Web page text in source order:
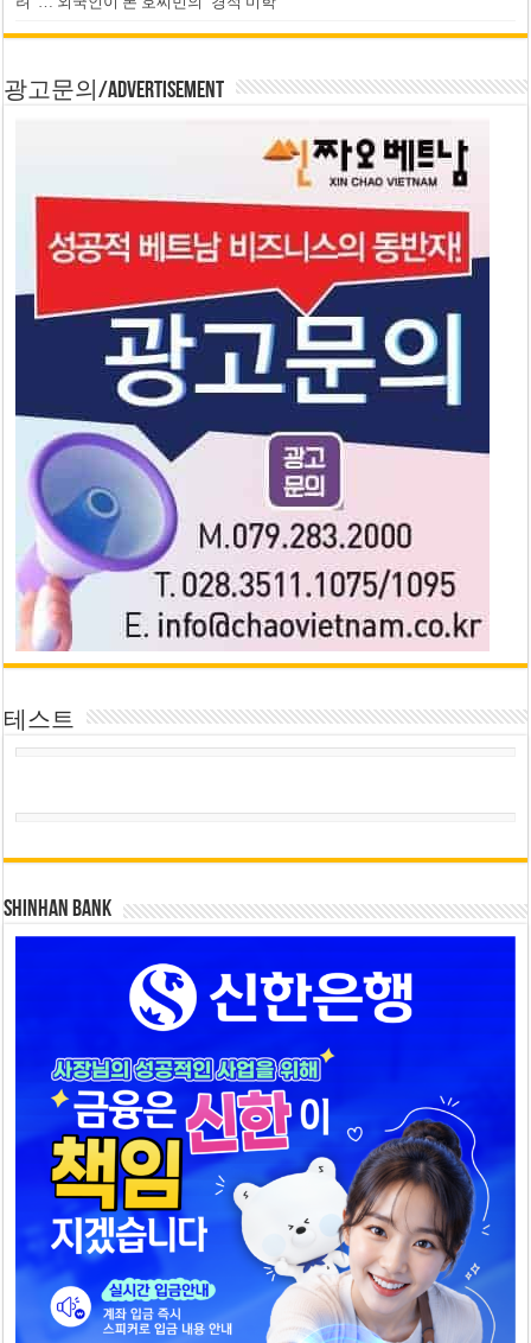
광고문의/Advertisement
테스트
SHINHAN BANK